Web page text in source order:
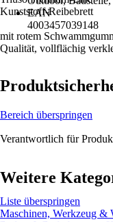
EAN
4003457039148
Kunststoff-Reibebrett
mit rotem
Qualität, vollflächig
Bereich überspringen
Verantwortlich für
Weitere
Liste überspringen
Maschinen, Werkzeug &